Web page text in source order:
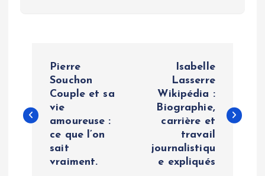
s
Pierre
Souchon
Couple et sa
vie
amoureuse :
ce que l’on
sait
vraiment.
Isabelle
Lasserre
Wikipédia :
Biographie,
carrière et
travail
journalistiqu
e expliqués